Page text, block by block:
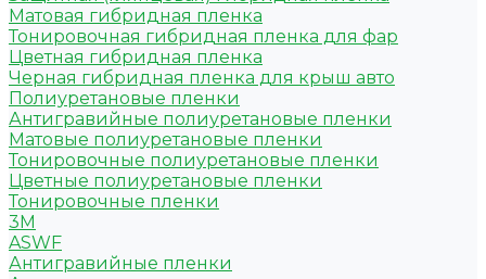
Матовая гибридная пленка
Тонировочная гибридная пленка для фар
Цветная гибридная пленка
Черная гибридная пленка для крыш авто
Полиуретановые пленки
Антигравийные полиуретановые пленки
Матовые полиуретановые пленки
Тонировочные полиуретановые пленки
Цветные полиуретановые пленки
Тонировочные пленки
3M
ASWF
Антигравийные пленки